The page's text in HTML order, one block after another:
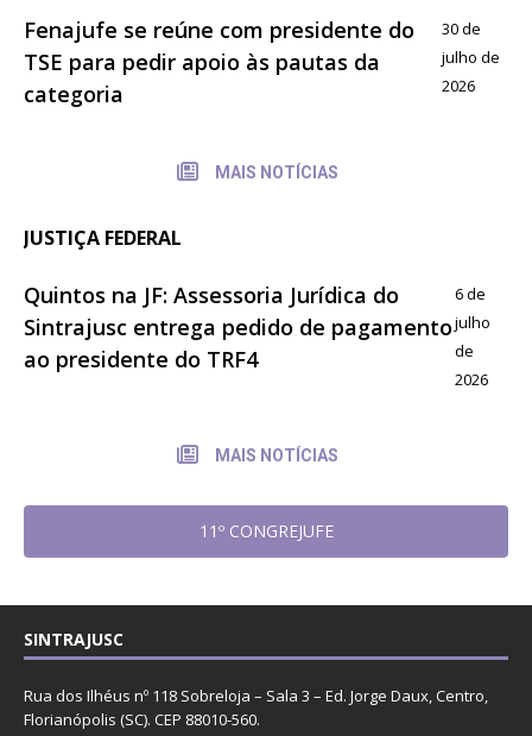
Fenajufe se reúne com presidente do
TSE para pedir apoio às pautas da
categoria
30 de
julho de
2026
MAIS NOTÍCIAS
JUSTIÇA FEDERAL
Quintos na JF: Assessoria Jurídica do
Sintrajusc entrega pedido de pagamento
ao presidente do TRF4
6 de
julho
de
2026
MAIS NOTÍCIAS
11º CONGREJUFE
SINTRAJUSC
Rua dos Ilhéus nº 118 Sobreloja – Sala 3 – Ed. Jorge Daux, Centro,
Florianópolis (SC). CEP 88010-560.